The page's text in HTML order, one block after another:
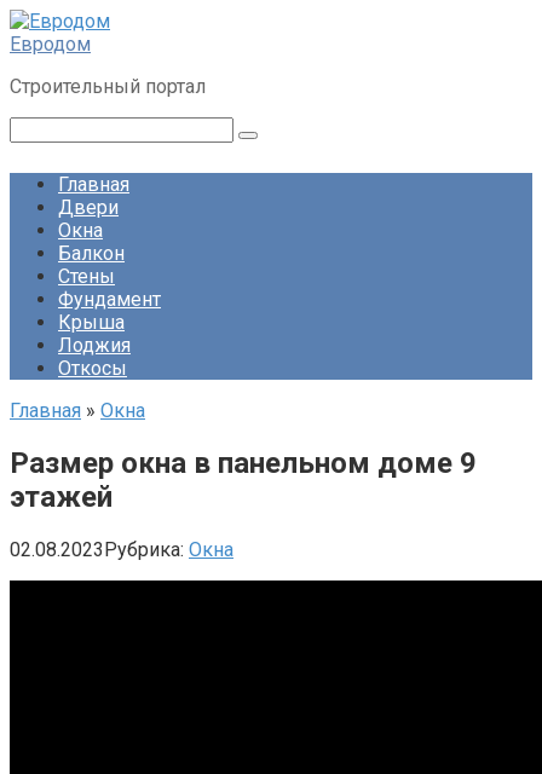
Перейти
к
Евродом
Строительный портал
Главная
Двери
Окна
Балкон
Стены
Фундамент
Крыша
Лоджия
Откосы
Главная » Окна
Размер окна в панельном доме 9
этажей
02.08.2023Рубрика: Окна